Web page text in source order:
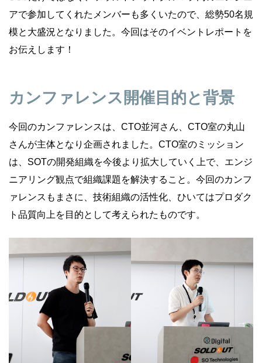
アで参加してくれたメンバーも多くいたので、総勢50名規
模と大盛況となりました。今回はそのイベントレポートを
お伝えします！
カンファレンス開催目的と背景
今回のカンファレンスは、CTO並河さん、CTO室の丸山
さんが主体となり企画されました。CTO室のミッション
は、SOTの開発組織を今後より拡大していく上で、エンジ
ニアリング観点で組織課題を解決すること。今回のカンフ
ァレンスもまさに、技術組織の活性化、ひいてはプロダク
ト品質向上を目的として考えられたものです。